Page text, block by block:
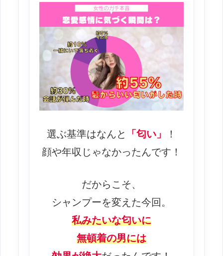
選ぶ基準はなんと 「匂い」
！
顔や年収じゃなかったんです！
だからこそ、
シャンプーを変えた今回。
私みたいな匂いに
無頓着の男には